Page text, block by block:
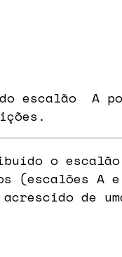
escalão A
o
(escalões
de